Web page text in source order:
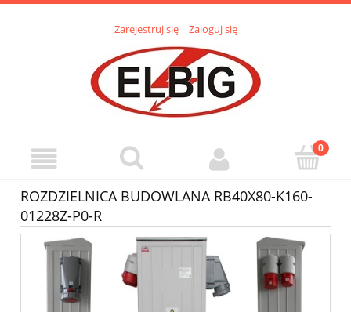
Zarejestruj się Zaloguj się
ROZDZIELNICA BUDOWLANA RB40X80-K160-
01228Z-P0-R